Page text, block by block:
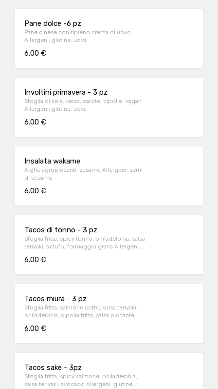
Pane dolce -6 pz
Pane cinese con ripieno crema di uovo
Allergeni: glutine, uova
6.00 €
Involtini primavera - 3 pz
Sfoglia di soia, verza, carote, cipolle, vegan
Allergeni: glutine, uova
6.00 €
Insalata wakame
Alghe agropiccanti, sesamo Allergeni: semi
di sesamo
6.00 €
Tacos di tonno - 3 pz
Sfoglia fritta, spicy tonno, philadelphia, salsa
teriyaki, tartufo, formaggio grana Allergeni:
6.00 €
Tacos miura - 3 pz
Sfoglia fritta, salmone cotto, salsa teriyaki,
philadelphia, cipolla fritta, salsa piccante,
6.00 €
Tacos sake - 3pz
Sfoglia fritta, spicy salmone, philadelphia,
salsa teriyaki, avocado Allergeni: glutine,